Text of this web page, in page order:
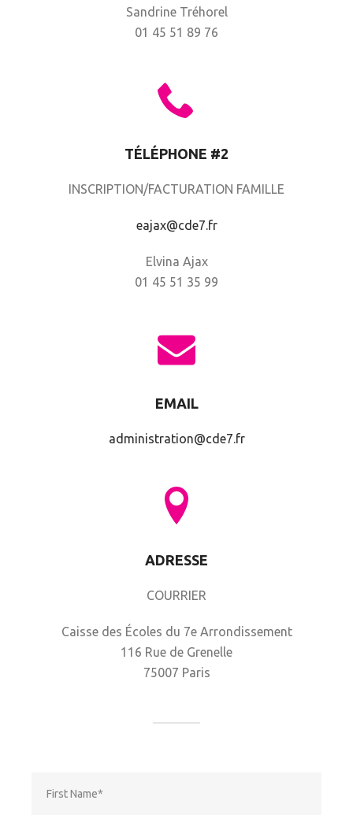
Sandrine Tréhorel
01 45 51 89 76
TÉLÉPHONE #2
INSCRIPTION/FACTURATION FAMILLE
eajax@cde7.fr
Elvina Ajax
01 45 51 35 99
EMAIL
administration@cde7.fr
ADRESSE
COURRIER
Caisse des Écoles du 7e Arrondissement
116 Rue de Grenelle
75007 Paris